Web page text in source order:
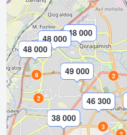
2
49 000
48 000
48 000
46 300
38 000
3
48 000
2
8